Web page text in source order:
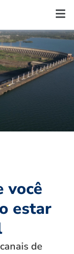
você
estar
de